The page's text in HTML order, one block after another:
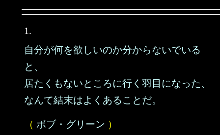
1.
自分が何を欲しいのか分からないでいる
と、
居たくもないところに行く羽目になった、
なんて結末はよくあることだ。
（ ボブ・グリーン ）